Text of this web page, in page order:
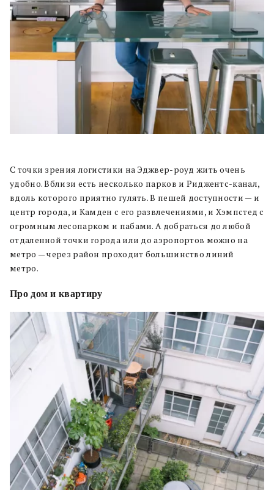
С точки зрения логистики на Эджвер-роуд жить очень
удобно. Вблизи есть несколько парков и Риджентс-канал,
вдоль которого приятно гулять. В пешей доступности — и
центр города, и Камден с его развлечениями, и Хэмпстед с
огромным лесопарком и пабами. А добраться до любой
отдаленной точки города или до аэропортов можно на
метро — через район проходит большинство линий
метро.
Про дом и квартиру